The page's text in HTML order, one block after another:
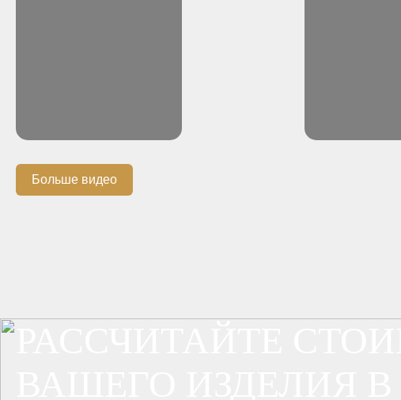
Больше видео